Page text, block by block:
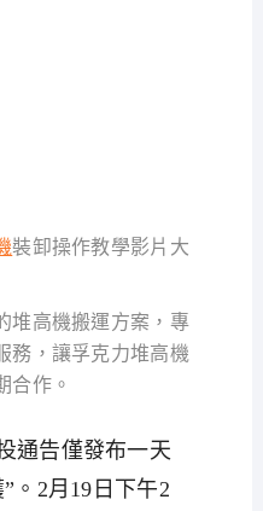
裝卸操作教學影片大
堆高機搬運方案，專
務，讓孚克力堆高機
合作。
告僅發布一天
。2月19日下午2